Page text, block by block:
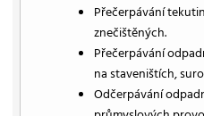
Přečerpávání
znečištěných.
Přečerpávání
na staveništích,
Odčerpávání